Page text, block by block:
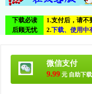
下载必读
后顾无忧
1.支付后，请不
2.下载、 使用中
微信支付
9.99 元 自助下载